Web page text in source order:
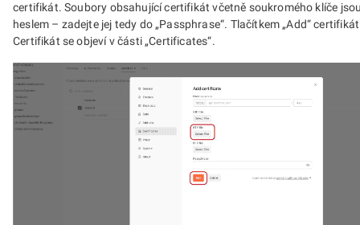
certifikát. Soubory obsahující certifikát včetně soukromého klíče
heslem – zadejte jej tedy do „Passphrase“. Tlačítkem „Add“
Certifikát se objeví v části „Certificates“.